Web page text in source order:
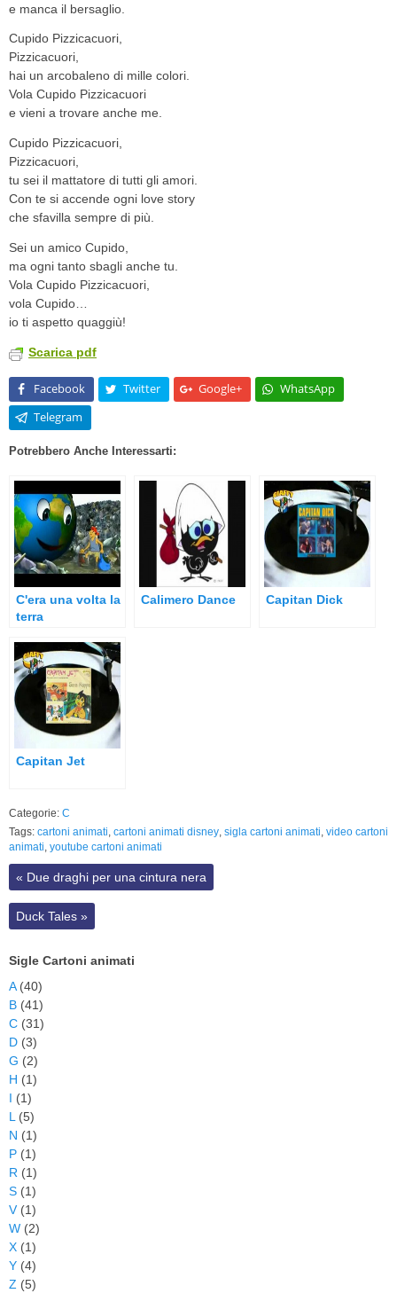
e manca il bersaglio.
Cupido Pizzicacuori,
Pizzicacuori,
hai un arcobaleno di mille colori.
Vola Cupido Pizzicacuori
e vieni a trovare anche me.
Cupido Pizzicacuori,
Pizzicacuori,
tu sei il mattatore di tutti gli amori.
Con te si accende ogni love story
che sfavilla sempre di più.
Sei un amico Cupido,
ma ogni tanto sbagli anche tu.
Vola Cupido Pizzicacuori,
vola Cupido…
io ti aspetto quaggiù!
Scarica pdf
Facebook Twitter Google+
WhatsApp
Telegram
Potrebbero Anche Interessarti:
C'era una volta la
terra
Calimero Dance Capitan Dick
Capitan Jet
Categorie: C
Tags: cartoni animati cartoni animati disney sigla cartoni animati video cartoni
animati youtube cartoni animati
« Due draghi per una cintura nera
Duck Tales »
Sigle Cartoni animati
A(40)
B (41)
C (31)
D (3)
G (2)
H (1)
I (1)
L (5)
N (1)
P (1)
R (1)
S (1)
V (1)
W (2)
X (1)
Y (4)
Z (5)